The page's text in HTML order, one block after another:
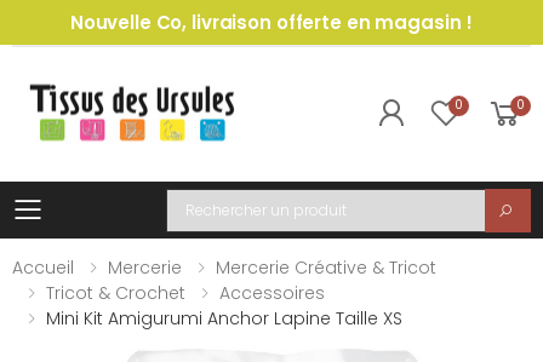
Nouvelle Co, livraison offerte en magasin !
0 0
Toggle mobile menu
Recherche
Accueil
Mercerie
Mercerie Créative & Tricot
Tricot & Crochet
Accessoires
Mini Kit Amigurumi Anchor Lapine Taille XS